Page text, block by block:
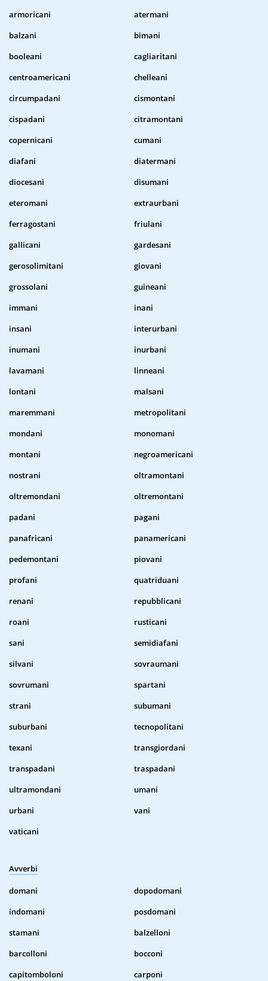
armoricani
atermani
balzani
bimani
booleani
cagliaritani
centroamericani
chelleani
circumpadani
cismontani
cispadani
citramontani
copernicani
cumani
diafani
diatermani
diocesani
disumani
eteromani
extraurbani
ferragostani
friulani
gallicani
gardesani
gerosolimitani
giovani
grossolani
guineani
immani
inani
insani
interurbani
inumani
inurbani
lavamani
linneani
lontani
malsani
maremmani
metropolitani
mondani
monomani
montani
negroamericani
nostrani
oltramontani
oltremondani
oltremontani
padani
pagani
panafricani
panamericani
pedemontani
piovani
profani
quatriduani
renani
repubblicani
roani
rusticani
sani
semidiafani
silvani
sovraumani
sovrumani
spartani
strani
subumani
suburbani
tecnopolitani
texani
transgiordani
transpadani
traspadani
ultramondani
umani
urbani
vani
vaticani
Avverbi
domani
dopodomani
indomani
posdomani
stamani
balzelloni
barcolloni
bocconi
capitomboloni
carponi